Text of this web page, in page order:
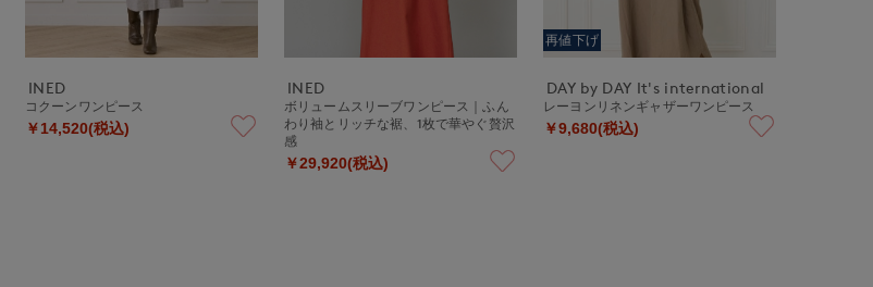
INED
コクーンワンピース
￥14,520(税込)
INED
ボリュームスリーブワンピース｜ふん
わり袖とリッチな裾、1枚で華やぐ贅沢
感
￥29,920(税込)
再値下げ
DAY by DAY It's international
レーヨンリネンギャザーワンピース
￥9,680(税込)